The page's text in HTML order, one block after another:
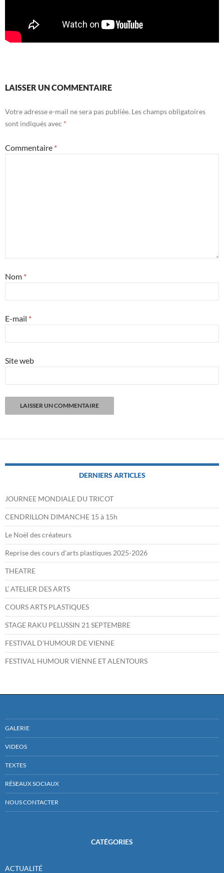
LAISSER UN COMMENTAIRE
Votre adresse e-mail ne sera pas publiée. Les champs obligatoires
sont indiqués avec *
Commentaire *
Nom *
E-mail *
Site web
DERNIERS ARTICLES
JOURNEE MONDIALE DU TRICOT
CENDRILLON DIMANCHE 15 à 15h
Le Noël des créateurs
Reprise des cours d’arts plastiques 2025-2026
THEATRE
L’ ATELIER DES ARTS
COURS ARTS PLASTIQUES
STAGE RAKU PELUSSIN 21 SEPTEMBRE
FESTIVAL D’HUMOUR DE VIENNE
FESTIVAL HUMOUR VIENNE ET ALENTOURS
GALERIE
VIDEOS
TEXTES
RÉSEAUX SOCIAUX
NOUS CONTACTER
CATÉGORIES
ACTUALITÉ